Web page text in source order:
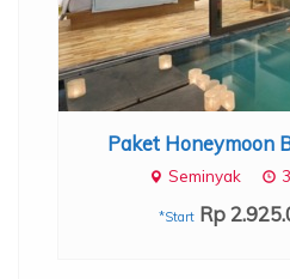
Paket Honeymoon
Seminyak
*Start Rp